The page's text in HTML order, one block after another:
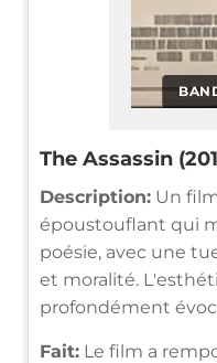
The Assassin
Description: Un
époustouflant qui
poésie, avec une
et moralité.
profondément
Fait: Le film a